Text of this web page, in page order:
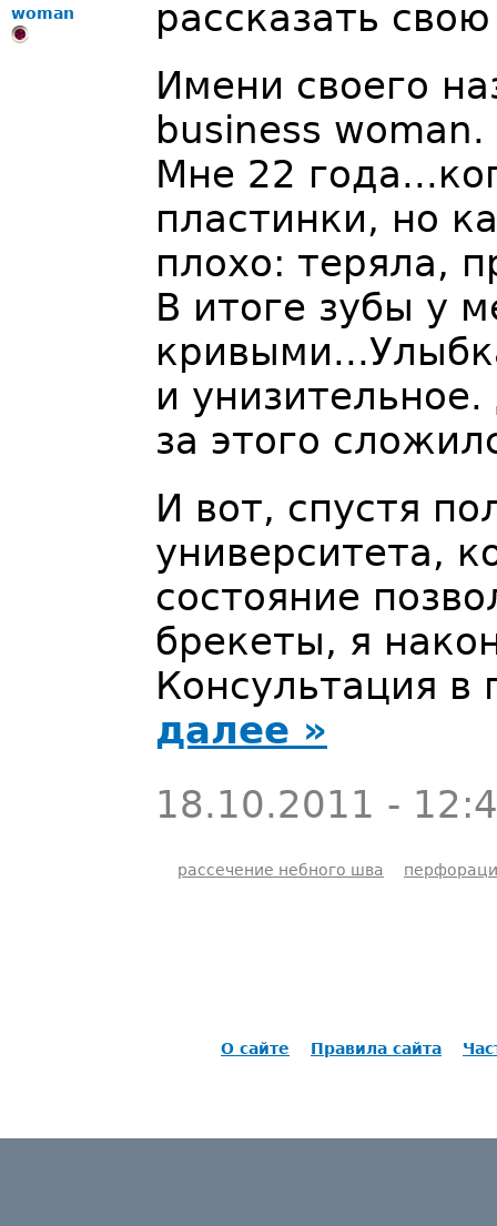
woman
рассказать
Имени своего
business woman.
Мне 22
пластинки, но
плохо: теряла,
В итоге зубы у
и
за этого
И вот, спустя
университета,
состояние
брекеты, я
Консультация
далее »
18.10.2011 -
рассечение небного шва
О сайте Правила сайта